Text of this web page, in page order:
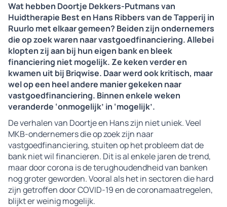
Wat hebben Doortje Dekkers-Putmans van
Huidtherapie Best en Hans Ribbers van de Tapperij in
Ruurlo met elkaar gemeen? Beiden zijn ondernemers
die op zoek waren naar vastgoedfinanciering. Allebei
klopten zij aan bij hun eigen bank en bleek
financiering niet mogelijk. Ze keken verder en
kwamen uit bij Briqwise. Daar werd ook kritisch, maar
wel op een heel andere manier gekeken naar
vastgoedfinanciering. Binnen enkele weken
veranderde ‘onmogelijk’ in ‘mogelijk’.
De verhalen van Doortje en Hans zijn niet uniek. Veel
MKB-ondernemers die op zoek zijn naar
vastgoedfinanciering, stuiten op het probleem dat de
bank niet wil financieren. Dit is al enkele jaren de trend,
maar door corona is de terughoudendheid van banken
nog groter geworden. Vooral als het in sectoren die hard
zijn getroffen door COVID-19 en de coronamaatregelen,
blijkt er weinig mogelijk.